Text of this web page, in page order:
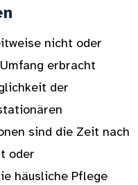
nicht oder
erbracht
der
sind die Zeit nach
oder
häusliche Pflege